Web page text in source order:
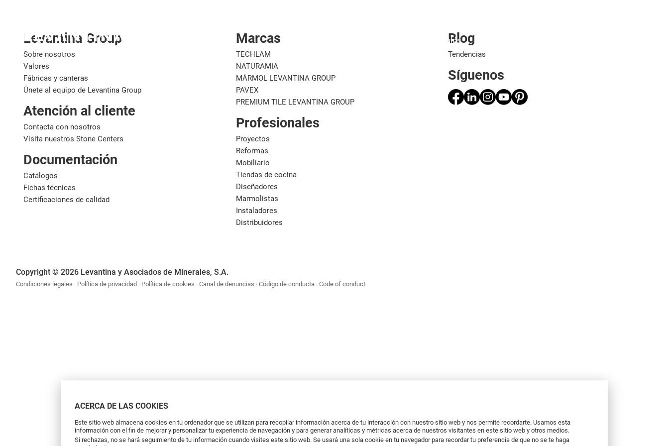
Materiales
ACERCA DE LAS COOKIES
Este sitio web almacena cookies en tu ordenador que se utilizan para recopilar información acerca de tu interacción con nuestro sitio web y nos permite recordarte. Usamos esta
información con el fin de mejorar y personalizar tu experiencia de navegación y para generar analíticas y métricas acerca de nuestros visitantes en este sitio web y otros medios.
Si rechazas, no se hará seguimiento de tu información cuando visites este sitio web. Se usará una sola cookie en tu navegador para recordar tu preferencia de que no se te haga
Levantina Group
Sobre nosotros
Valores
Fábricas y canteras
Únete al equipo de Levantina Group
Atención al cliente
Contacta con nosotros
Visita nuestros Stone Centers
Documentación
Catálogos
Fichas técnicas
Certificaciones de calidad
Marcas
TECHLAM
NATURAMIA
MÁRMOL LEVANTINA GROUP
PAVEX
PREMIUM TILE LEVANTINA GROUP
Profesionales
Proyectos
Reformas
Mobiliario
Tiendas de cocina
Diseñadores
Marmolistas
Instaladores
Distribuidores
Blog
Tendencias
Síguenos
Copyright © 2026 Levantina y Asociados de Minerales, S.A.
Condiciones legales Política de privacidad Política de cookies Canal de denuncias Código de conducta Code of conduct